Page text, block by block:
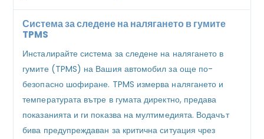
Система за следене на налягането в гумите
TPMS
Инсталирайте система за следене на налягането в
гумите (TPMS) на Вашия автомобил за още по-
безопасно шофиране. TPMS измерва налягането и
температурата вътре в гумата директно, предава
показанията и ги показва на мултимедията. Водачът
бива предупреждаван за критична ситуация чрез